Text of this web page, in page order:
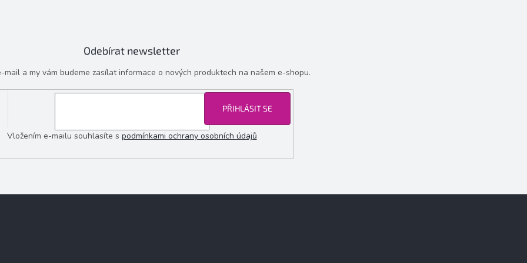
Odebírat newsletter
mail a my vám budeme zasílat informace o nových produktech na našem e-shopu.
Vložením e-mailu souhlasíte s podmínkami ochrany osobních údajů
PŘIHLÁSIT SE